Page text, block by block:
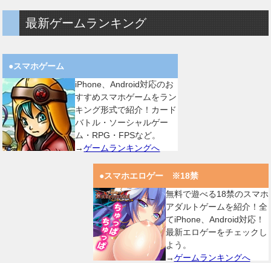
最新ゲームランキング
●スマホゲーム
iPhone、Android対応のお
すすめスマホゲームをラン
キング形式で紹介！カード
バトル・ソーシャルゲー
ム・RPG・FPSなど。
→ゲームランキングへ
●スマホエロゲー ※18禁
無料で遊べる18禁のスマホ
アダルトゲームを紹介！全
てiPhone、Android対応！
最新エロゲーをチェックし
よう。
→ゲームランキングへ